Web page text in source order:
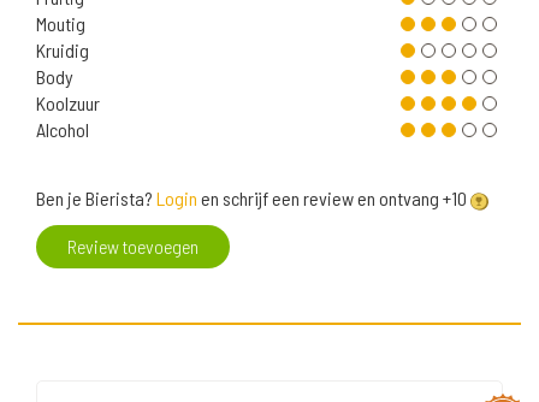
Moutig
Kruidig
Body
Koolzuur
Alcohol
Ben je Bierista? Login en schrijf een review en ontvang +10
Review toevoegen